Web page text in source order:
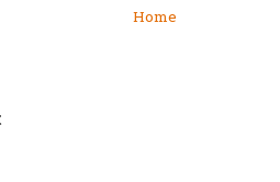
Home